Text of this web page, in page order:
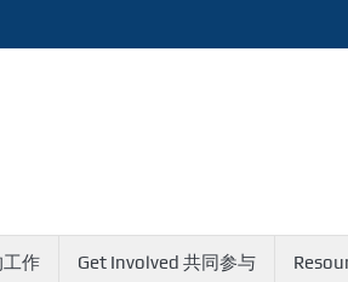
工作 Get Involved 共同参与